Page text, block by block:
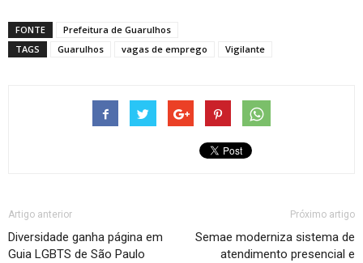
FONTE
Prefeitura de Guarulhos
TAGS
Guarulhos vagas de emprego Vigilante
Artigo anterior
Diversidade ganha página em
Guia LGBTS de São Paulo
Próximo artigo
Semae moderniza sistema de
atendimento presencial e